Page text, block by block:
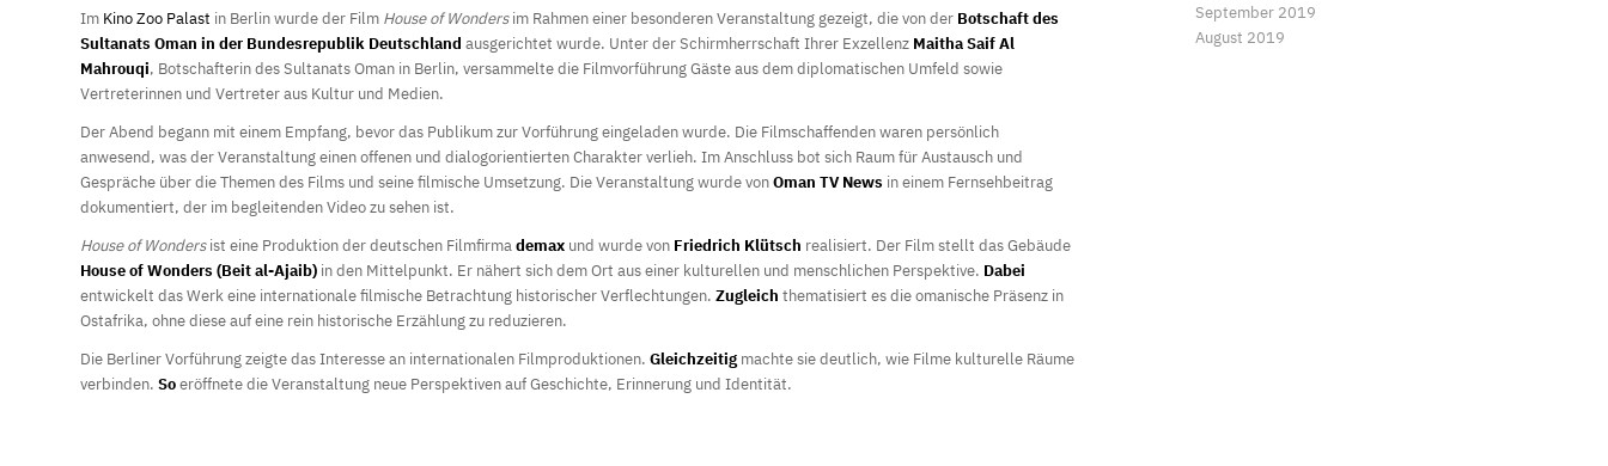
Im Kino Zoo Palast in Berlin wurde der Film House of Wondersim Rahmen einer besonderen Veranstaltung gezeigt, die von der Botschaft des
Sultanats Oman in der Bundesrepublik Deutschland ausgerichtet wurde. Unter der Schirmherrschaft Ihrer Exzellenz Maitha Saif Al
Mahrouqi, Botschafterin des Sultanats Oman in Berlin, versammelte die Filmvorführung Gäste aus dem diplomatischen Umfeld sowie
Vertreterinnen und Vertreter aus Kultur und Medien.
Der Abend begann mit einem Empfang, bevor das Publikum zur Vorführung eingeladen wurde. Die Filmschaffenden waren persönlich
anwesend, was der Veranstaltung einen offenen und dialogorientierten Charakter verlieh. Im Anschluss bot sich Raum für Austausch und
Gespräche über die Themen des Films und seine filmische Umsetzung. Die Veranstaltung wurde vonOman TV News in einem Fernsehbeitrag
dokumentiert, der im begleitenden Video zu sehen ist.
House of Wondersist eine Produktion der deutschen Filmfirmademax und wurde von Friedrich Klütsch realisiert. Der Film stellt das Gebäude
House of Wonders (Beit al-Ajaib) in den Mittelpunkt. Er nähert sich dem Ort aus einer kulturellen und menschlichen Perspektive. Dabei
entwickelt das Werk eine internationale filmische Betrachtung historischer Verflechtungen. Zugleich thematisiert es die omanische Präsenz in
Ostafrika, ohne diese auf eine rein historische Erzählung zu reduzieren.
Die Berliner Vorführung zeigte das Interesse an internationalen Filmproduktionen. Gleichzeitigmachte sie deutlich, wie Filme kulturelle Räume
verbinden. Soeröffnete die Veranstaltung neue Perspektiven auf Geschichte, Erinnerung und Identität.
September 2019
August 2019